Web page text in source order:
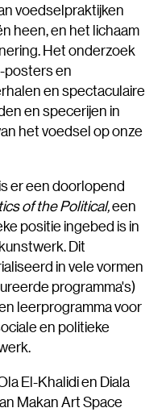
voedselpraktijken
heen, en het lichaam
Het onderzoek
posters en
en spectaculaire
en specerijen in
het voedsel op onze
er een doorlopend
of the Political,een
positie ingebed is in
Dit
in vele vormen
programma's)
leerprogramma voor
en politieke
El-Khalidi en Diala
Makan Art Space